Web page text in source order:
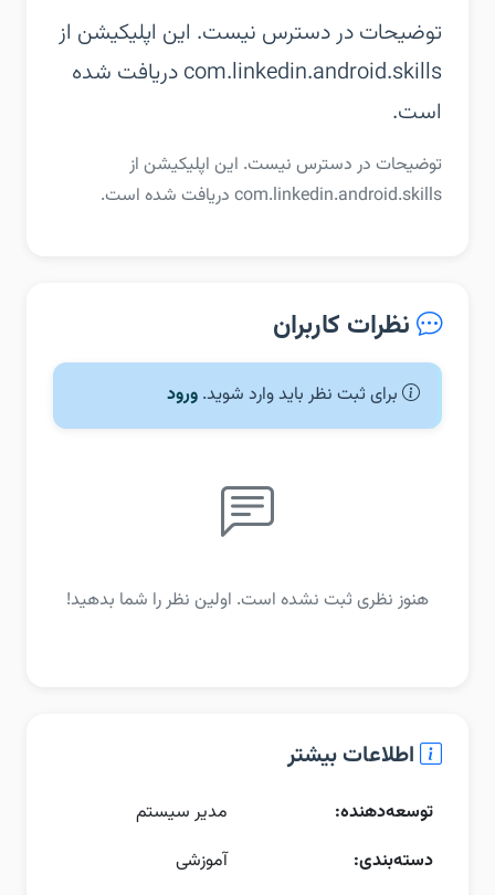
توضیحات در دسترس نیست. این اپلیکیشن از
com.linkedin.android.skills دریافت شده
است.
توضیحات در دسترس نیست. این اپلیکیشن از
com.linkedin.android.skills دریافت شده است.
نظرات کاربران
برای ثبت نظر باید وارد شوید. ورود
هنوز نظری ثبت نشده است. اولین نظر را شما بدهید!
اطلاعات بیشتر
توسعه‌دهنده:
مدیر سیستم
دسته‌بندی:
آموزشی